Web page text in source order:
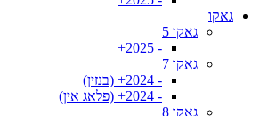
גאקו
גאקו 5
- 2025+
גאקו 7
- 2024+ (בנזין)
- 2024+ (פלאג אין)
גאקו 8